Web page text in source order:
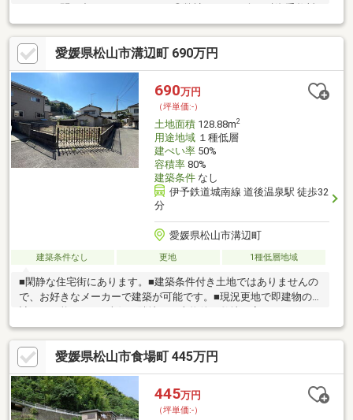
が半額になる銀行有！◎簡易ホームインスペクションします！◎
追加工事の提案と価格に自信があります！◎金額的に最小限で済
む買い方教えます！◎他社掲載の物件も含んでご案内ツアー可
能！物件を比較できます！◎楽しい！ってよく言われます(^^)/弊
社のHPにも書ききれない情報公開しておりますので、詳しくはそ
ちらもご覧ください
愛媛県松山市溝辺町 690万円
690万円
（坪単価:-）
土地面積128.88m2
用途地域１種低層
建ぺい率50%
容積率80%
建築条件なし
伊予鉄道城南線 道後温泉駅 徒歩32
分
愛媛県松山市溝辺町
建築条件なし 更地 1種低層地域
■閑静な住宅街にあります。■建築条件付き土地ではありませんの
で、お好きなメーカーで建築が可能です。■現況更地で即建物の
当り良好です。■セブンスター石手店まで徒歩１１分の距離で
す。 ■敷地に合わせたお勧めの建物プランあります。
愛媛県松山市食場町 445万円
445万円
（坪単価:-）